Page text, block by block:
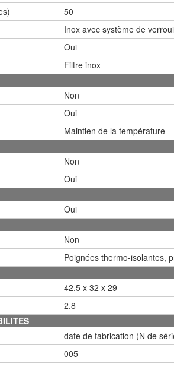
50
Inox avec système de
Oui
Filtre inox
Non
Oui
Maintien de la température
Non
Oui
Oui
Non
Poignées thermo-isolantes,
42.5 x 32 x 29
2.8
date de fabrication (N de
005